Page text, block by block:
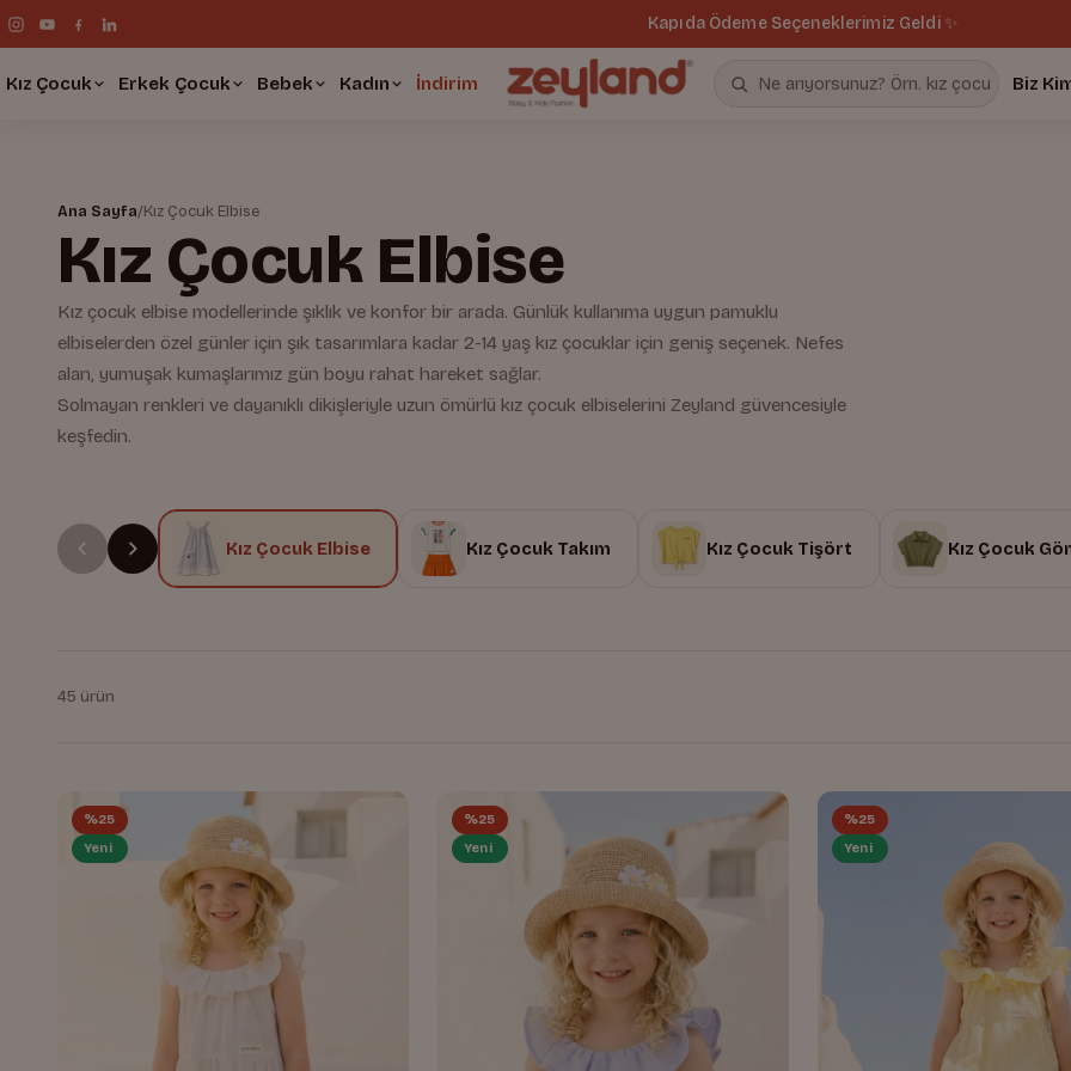
Tüm siparişlerde ücretsiz kargo 🚚
Kız Çocuk Erkek Çocuk Bebek Kadın İndirim Biz
Ana Sayfa/Kız Çocuk Elbise
Kız Çocuk Elbise
Kız çocuk elbise modellerinde şıklık ve konfor bir arada. Günlük kullanıma uygun pamuklu
elbiselerden özel günler için şık tasarımlara kadar 2-14 yaş kız çocuklar için geniş seçenek. Nefes
alan, yumuşak kumaşlarımız gün boyu rahat hareket sağlar.
Solmayan renkleri ve dayanıklı dikişleriyle uzun ömürlü kız çocuk elbiselerini Zeyland güvencesiyle
keşfedin.
Kız Çocuk Elbise Kız Çocuk Takım Kız Çocuk Tişört Kız Çocuk
45 ürün
%25
Yeni
%25
Yeni
%25
Yeni